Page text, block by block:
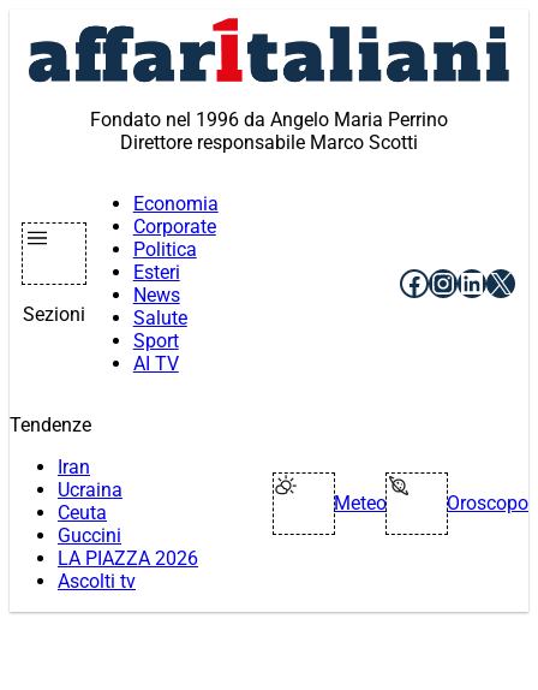
contenuto
Fondato nel 1996 da Angelo Maria Perrino
Direttore responsabile Marco Scotti
Sezioni
Economia
Corporate
Politica
Esteri
News
Salute
Sport
AI TV
Facebook
X
Tendenze
Iran
Ucraina
Ceuta
Guccini
LA PIAZZA 2026
Ascolti tv
Meteo Oroscopo